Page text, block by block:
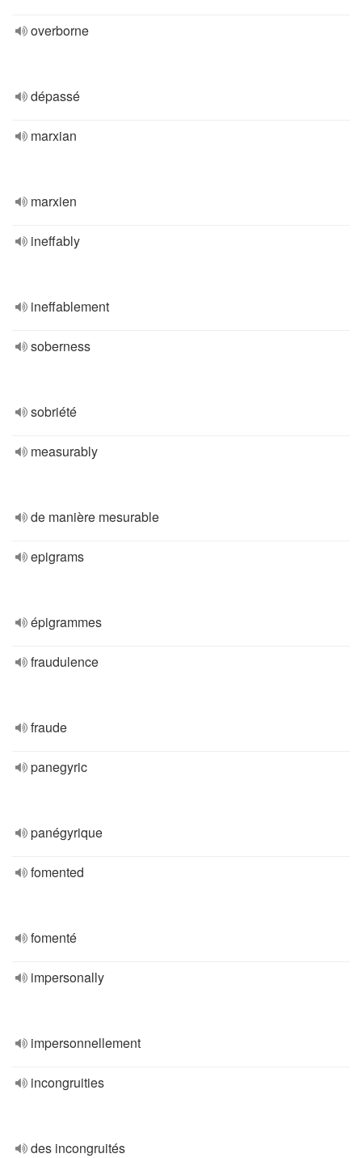
overborne
dépassé
marxian
marxien
ineffably
ineffablement
soberness
sobriété
measurably
de manière mesurable
epigrams
épigrammes
fraudulence
fraude
panegyric
panégyrique
fomented
fomenté
impersonally
impersonnellement
incongruities
des incongruités